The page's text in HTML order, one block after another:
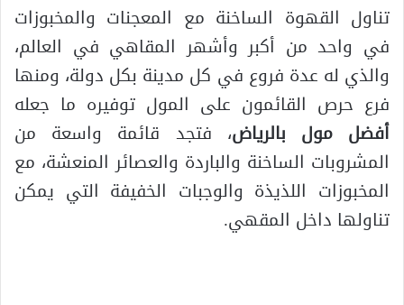
تناول القهوة الساخنة مع المعجنات والمخبوزات
في واحد من أكبر وأشهر المقاهي في العالم،
والذي له عدة فروع في كل مدينة بكل دولة، ومنها
فرع حرص القائمون على المول توفيره ما جعله
أفضل مول بالرياض، فتجد قائمة واسعة من
المشروبات الساخنة والباردة والعصائر المنعشة، مع
المخبوزات اللذيذة والوجبات الخفيفة التي يمكن
تناولها داخل المقهي.